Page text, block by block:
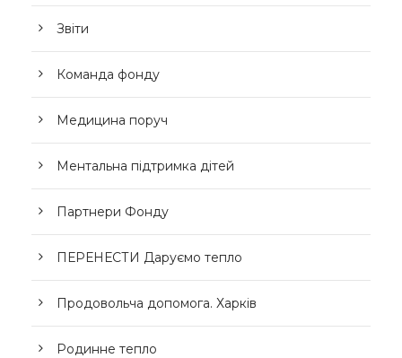
Звіти
Команда фонду
Медицина поруч
Ментальна підтримка дітей
Партнери Фонду
ПЕРЕНЕСТИ Даруємо тепло
Продовольча допомога. Харків
Родинне тепло